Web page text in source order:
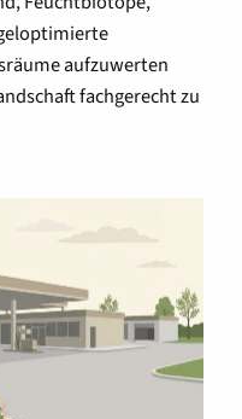
aufzuwerten
fachgerecht zu